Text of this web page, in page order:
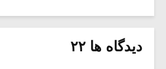
دیدگاه ها ۲۲